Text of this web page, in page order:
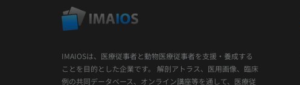
IMAIOSは、医療従事者と動物医療従事者を支援・養成する
ことを目的とした企業です。 解剖アトラス、医用画像、臨床
例の共同データベース、オンライン講座等を通して、医療従